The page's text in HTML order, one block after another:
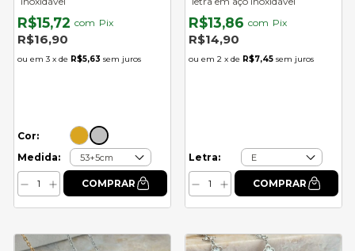
R$15,72 com Pix
R$16,90
3 x de R$5,63 sem juros
Cor:
Medida:
R$13,86 com Pix
R$14,90
2 x de R$7,45 sem juros
Letra: